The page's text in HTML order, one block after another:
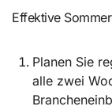
Effektive
Planen Sie
alle zwei